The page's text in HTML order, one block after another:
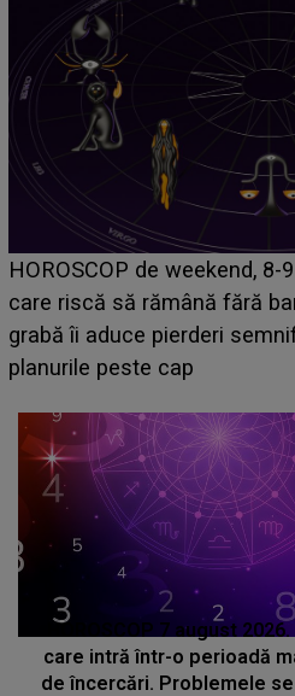
Emanuel a ținut ACEST
acum! În fața Alexandrei,
face o MĂRTURISIRE
sa: "I-am spus și ei în față,
HOROSCOP 7 august
care intră într-o perioadă
de încercări. Problemele